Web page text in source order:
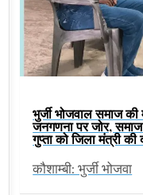
भुर्जी भोजवाल समाज
जनगणना पर जोर,
गुप्ता को जिला मंत्री की
कौशाम्बी: भुर्जी भोजवा